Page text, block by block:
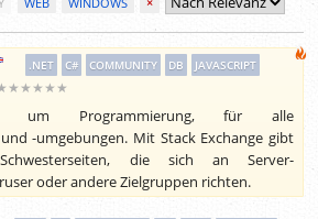
.NET C# COMMUNITY DB
JAVASCRIPT
um Programmierung, für alle
-umgebungen. Mit Stack Exchange gibt
die sich an Server-
oder andere Zielgruppen richten.